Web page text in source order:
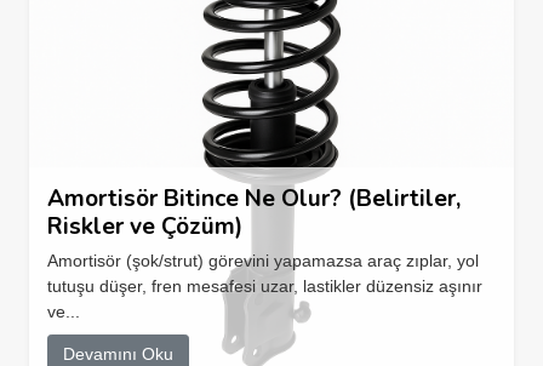
Amortisör Bitince Ne Olur? (Belirtiler,
Riskler ve Çözüm)
Amortisör (şok/strut) görevini yapamazsa araç zıplar, yol
tutuşu düşer, fren mesafesi uzar, lastikler düzensiz aşınır
ve...
Devamını Oku